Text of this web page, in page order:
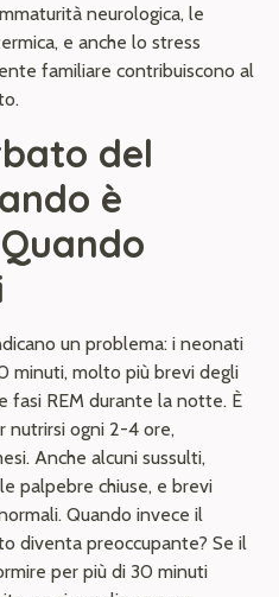
neurologica, le
e anche lo stress
familiare contribuiscono al
del
è
un problema: i neonati
minuti, molto più brevi degli
fasi REM durante la notte. È
nutrirsi ogni 2-4 ore,
Anche alcuni sussulti,
palpebre chiuse, e brevi
Quando invece il
diventa preoccupante? Se il
per più di 30 minuti